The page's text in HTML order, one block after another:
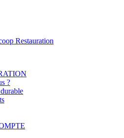
Restauration
?